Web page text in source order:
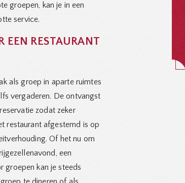
groepen, kan je in een
service.
EEN RESTAURANT
als groep in aparte ruimtes
vergaderen. De ontvangst
zodat zeker
restaurant afgestemd is op
Of het nu om
een
groepen kan je steeds